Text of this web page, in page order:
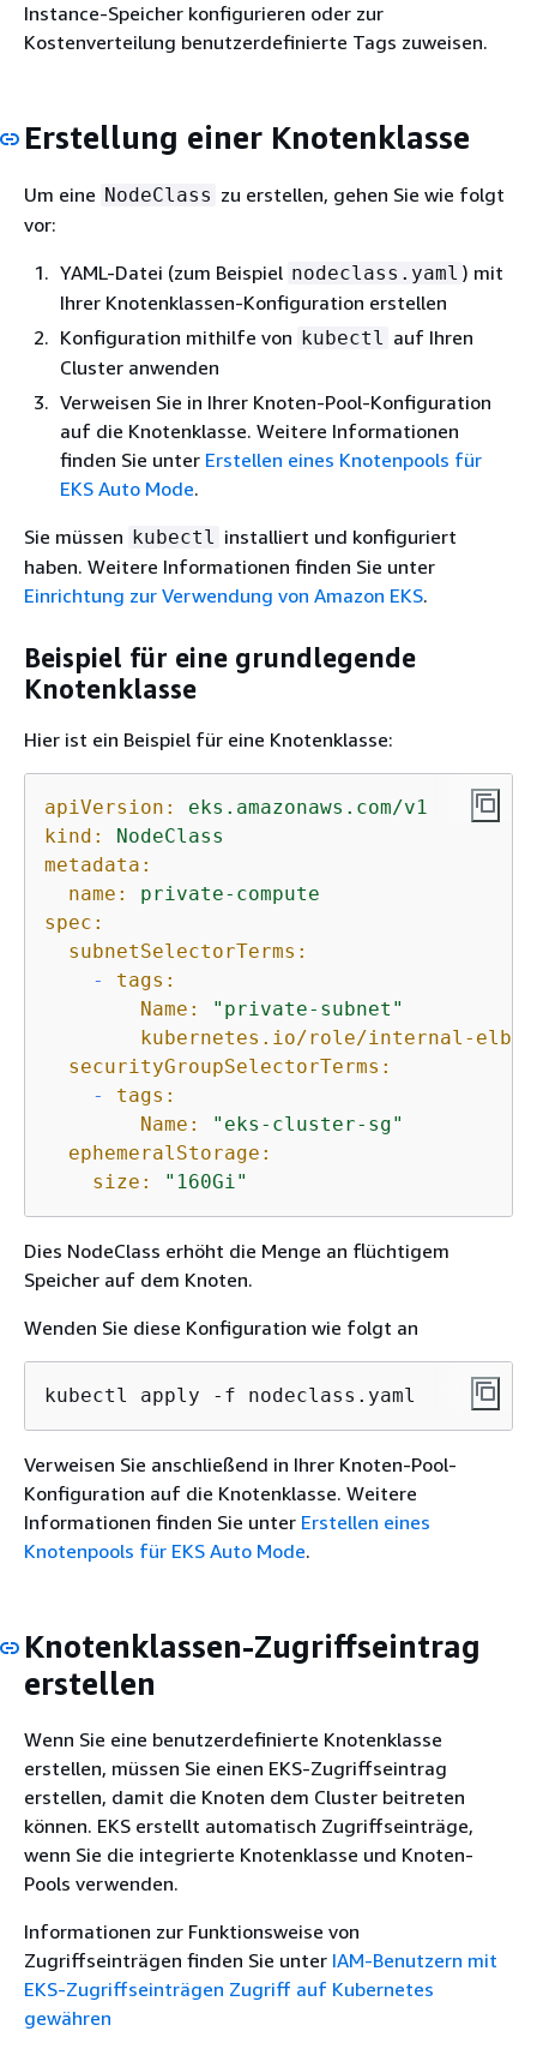
Instance-Speicher konfigurieren oder zur
Kostenverteilung benutzerdefinierte Tags zuweisen.
Erstellung einer Knotenklasse
Um eine NodeClass zu erstellen, gehen Sie wie folgt
vor:
YAML-Datei (zum Beispiel nodeclass.yaml ) mit
Ihrer Knotenklassen-Konfiguration erstellen
Konfiguration mithilfe von kubectl
auf Ihren
Cluster anwenden
Verweisen Sie in Ihrer Knoten-Pool-Konfiguration
auf die Knotenklasse. Weitere Informationen
finden Sie unter Erstellen eines Knotenpools für
EKS Auto Mode.
Sie müssen kubectl
installiert und konfiguriert
haben. Weitere Informationen finden Sie unter
Einrichtung zur Verwendung von Amazon EKS.
Beispiel für eine grundlegende
Knotenklasse
Hier ist ein Beispiel für eine Knotenklasse:
apiVersion:
eks.amazonaws.com/v1
kind:
NodeClass
metadata:
name:
private-compute
spec:
subnetSelectorTerms:
-
tags:
Name:
"private-subnet"
kubernetes.io/role/internal-elb:
securityGroupSelectorTerms:
-
tags:
Name:
"eks-cluster-sg"
ephemeralStorage:
size:
"160Gi"
Dies NodeClass erhöht die Menge an flüchtigem
Speicher auf dem Knoten.
Wenden Sie diese Konfiguration wie folgt an
kubectl apply -f nodeclass.yaml
Verweisen Sie anschließend in Ihrer Knoten-Pool-
Konfiguration auf die Knotenklasse. Weitere
Informationen finden Sie unter Erstellen eines
Knotenpools für EKS Auto Mode.
Knotenklassen-Zugriffseintrag
erstellen
Wenn Sie eine benutzerdefinierte Knotenklasse
erstellen, müssen Sie einen EKS-Zugriffseintrag
erstellen, damit die Knoten dem Cluster beitreten
können. EKS erstellt automatisch Zugriffseinträge,
wenn Sie die integrierte Knotenklasse und Knoten-
Pools verwenden.
Informationen zur Funktionsweise von
Zugriffseinträgen finden Sie unter IAM-Benutzern mit
EKS-Zugriffseinträgen Zugriff auf Kubernetes
gewähren